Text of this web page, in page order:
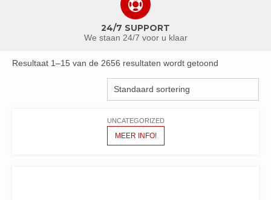
24/7 SUPPORT
We staan 24/7 voor u klaar
Resultaat 1–15 van de 2656 resultaten wordt getoond
UNCATEGORIZED
MEER INFO!